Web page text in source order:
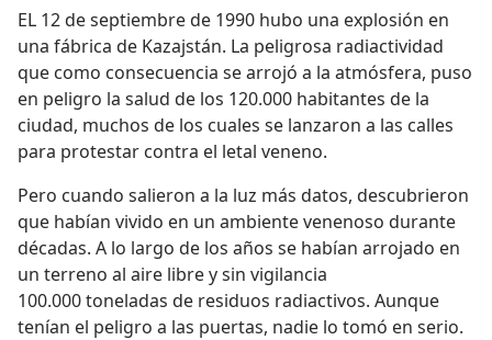
EL 12 de septiembre de 1990 hubo una explosión en
una fábrica de Kazajstán. La peligrosa radiactividad
que como consecuencia se arrojó a la atmósfera, puso
en peligro la salud de los 120.000 habitantes de la
ciudad, muchos de los cuales se lanzaron a las calles
para protestar contra el letal veneno.
Pero cuando salieron a la luz más datos, descubrieron
que habían vivido en un ambiente venenoso durante
décadas. A lo largo de los años se habían arrojado en
un terreno al aire libre y sin vigilancia
100.000 toneladas de residuos radiactivos. Aunque
tenían el peligro a las puertas, nadie lo tomó en serio.